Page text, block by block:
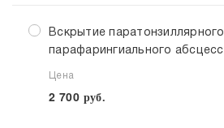
Вскрытие
парафарингиального
Цена
2 700 руб.